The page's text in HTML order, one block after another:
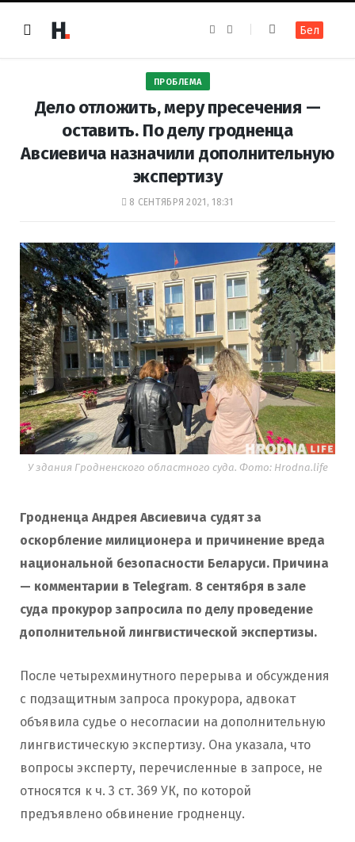
e
k
t
a
m
Бел
ПРОБЛЕМА
Дело отложить, меру пресечения —
оставить. По делу гродненца
Авсиевича назначили дополнительную
экспертизу
8 СЕНТЯБРЯ 2021, 18:31
У здания Гродненского областного суда. Фото: Hrodna.life
Гродненца Андрея Авсиевича судят за
оскорбление милиционера и причинение вреда
национальной безопасности Беларуси. Причина
— комментарии в Telegram. 8 сентября в зале
суда прокурор запросила по делу проведение
дополнительной лингвистической экспертизы.
После четырехминутного перерыва и обсуждения
с подзащитным запроса прокурора, адвокат
объявила судье о несогласии на дополнительную
лингвистическую экспертизу. Она указала, что
вопросы эксперту, перечисленные в запросе, не
относятся к ч. 3 ст. 369 УК, по которой
предъявлено обвинение гродненцу.